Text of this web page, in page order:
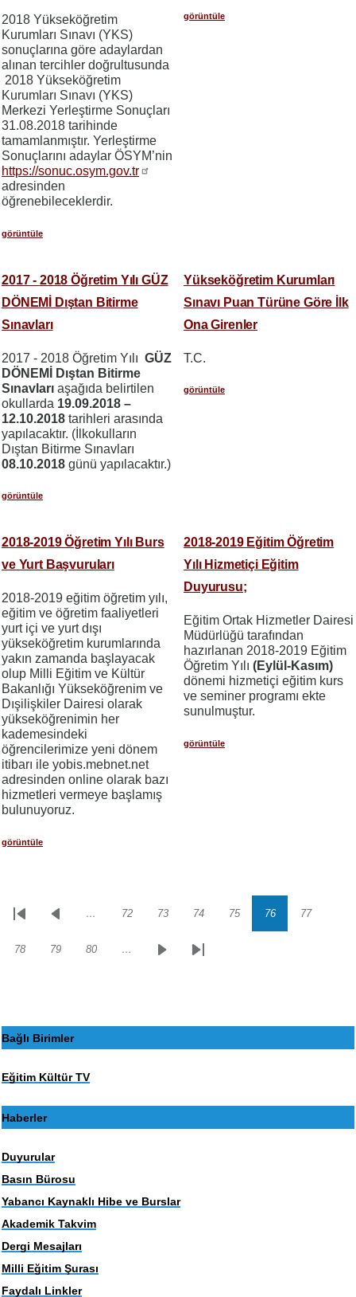
2018 Yükseköğretim
Kurumları Sınavı (YKS)
sonuçlarına göre adaylardan
alınan tercihler doğrultusunda
2018 Yükseköğretim
Kurumları Sınavı (YKS)
Merkezi Yerleştirme Sonuçları
31.08.2018 tarihinde
tamamlanmıştır. Yerleştirme
Sonuçlarını adaylar ÖSYM’nin
https://sonuc.osym.gov.tr
adresinden
öğrenebileceklerdir.
görüntüle
görüntüle
2017 - 2018 Öğretim Yılı GÜZ
DÖNEMİ Dıştan Bitirme
Sınavları
2017 - 2018 Öğretim Yılı GÜZ
DÖNEMİ Dıştan Bitirme
Sınavları aşağıda belirtilen
okullarda 19.09.2018 –
12.10.2018 tarihleri arasında
yapılacaktır. (İlkokulların
Dıştan Bitirme Sınavları
08.10.2018 günü yapılacaktır.)
görüntüle
Yükseköğretim Kurumları
Sınavı Puan Türüne Göre İlk
Ona Girenler
T.C.
görüntüle
2018-2019 Öğretim Yılı Burs
ve Yurt Başvuruları
2018-2019 eğitim öğretim yılı,
eğitim ve öğretim faaliyetleri
yurt içi ve yurt dışı
yükseköğretim kurumlarında
yakın zamanda başlayacak
olup Milli Eğitim ve Kültür
Bakanlığı Yükseköğrenim ve
Dışilişkiler Dairesi olarak
yükseköğrenimin her
kademesindeki
öğrencilerimize yeni dönem
itibarı ile yobis.mebnet.net
adresinden online olarak bazı
hizmetleri vermeye başlamış
bulunuyoruz.
görüntüle
2018-2019 Eğitim Öğretim
Yılı Hizmetiçi Eğitim
Duyurusu;
Eğitim Ortak Hizmetler Dairesi
Müdürlüğü tarafından
hazırlanan 2018-2019 Eğitim
Öğretim Yılı (Eylül-Kasım)
dönemi hizmetiçi eğitim kurs
ve seminer programı ekte
sunulmuştur.
görüntüle
Sayfalama
İlk
Önceki… Sayfa
72 Sayfa
73 Sayfa
74 Sayfa
75 Sayfa
76 Sayfa
77
Sayfa
78 Sayfa
79 Sayfa
80 …
SonrakiSon
Bağlı Birimler
Eğitim Kültür TV
Haberler
Duyurular
Basın Bürosu
Yabancı Kaynaklı Hibe ve Burslar
Akademik Takvim
Dergi Mesajları
Milli Eğitim Şurası
Faydalı Linkler